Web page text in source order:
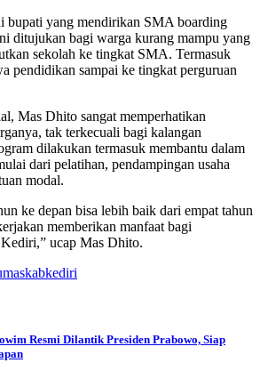
bupati yang mendirikan SMA boarding
ditujukan bagi warga kurang mampu yang
sekolah ke tingkat SMA. Termasuk
pendidikan sampai ke tingkat perguruan
Mas Dhito sangat memperhatikan
tak terkecuali bagi kalangan
dilakukan termasuk membantu dalam
dari pelatihan, pendampingan usaha
modal.
ke depan bisa lebih baik dari empat tahun
memberikan manfaat bagi
ucap Mas Dhito.
Resmi Dilantik Presiden Prabowo, Siap